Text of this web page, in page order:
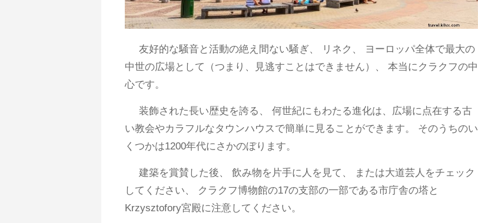
友好的な騒音と活動の絶え間ない騒ぎ、 リネク、 ヨーロッパ全体で最大の
中世の広場として（つまり、見逃すことはできません）、 本当にクラクフの中
心です。
装飾された長い歴史を誇る、 何世紀にもわたる進化は、広場に点在する古
い教会やカラフルなタウンハウスで簡単に見ることができます。 そのうちのい
くつかは1200年代にさかのぼります。
建築を賞賛した後、 飲み物を片手に人を見て、 または大道芸人をチェック
してください、 クラクフ博物館の17の支部の一部である市庁舎の塔と
Krzysztofory宮殿に注意してください。